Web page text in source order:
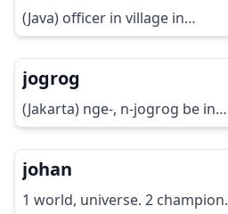
(Java) officer in village in…
jogrog
(Jakarta) nge-, n-jogrog be in…
johan
1 world, universe. 2 champion.